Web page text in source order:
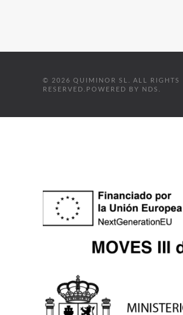
© 2026 QUIMINOR SL. ALL RIGHTS
RESERVED. POWERED BY NDS